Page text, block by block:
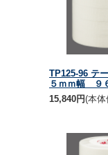
TP125-96 テ
５ｍｍ幅 ９
15,840円(本体